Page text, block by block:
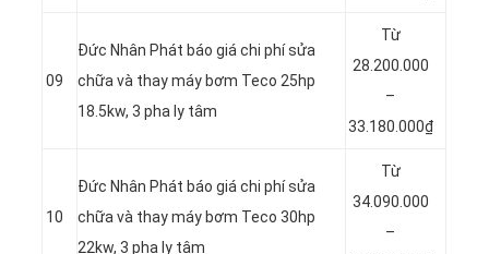
09
Đức Nhân Phát báo giá chi phí sửa
chữa và thay máy bơm Teco 25hp
18.5kw, 3 pha ly tâm
Từ
28.200.000
–
33.180.000₫
10
Đức Nhân Phát báo giá chi phí sửa
chữa và thay máy bơm Teco 30hp
22kw, 3 pha ly tâm
Từ
34.090.000
–